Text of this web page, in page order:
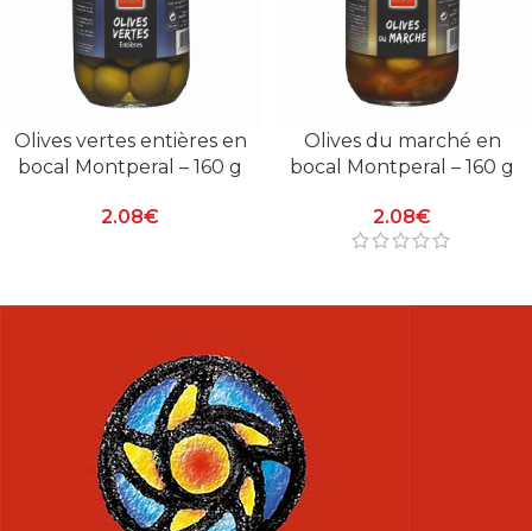
Olives vertes entières en
bocal Montperal – 160 g
2.08€
Olives du marché en
bocal Montperal – 160 g
2.08€